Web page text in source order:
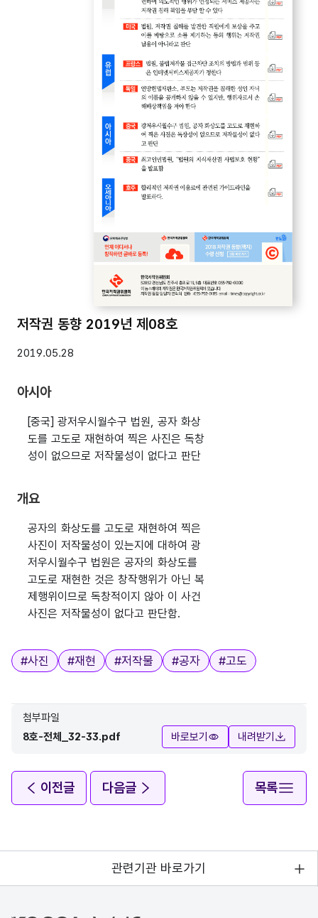
저작권 동향 2019년 제08호
2019.05.28
아시아
[중국] 광저우시월수구 법원, 공자 화상
도를 고도로 재현하여 찍은 사진은 독창
성이 없으므로 저작물성이 없다고 판단
개요
공자의 화상도를 고도로 재현하여 찍은
사진이 저작물성이 있는지에 대하여 광
저우시월수구 법원은 공자의 화상도를
고도로 재현한 것은 창작행위가 아닌 복
제행위이므로 독창적이지 않아 이 사건
사진은 저작물성이 없다고 판단함.
태그
#사진 #재현 #저작물 #공자 #고도
첨부파일
8호-전체_32-33.pdf
바로보기 내려받기
이전글 다음글 목록
관련기관 바로가기